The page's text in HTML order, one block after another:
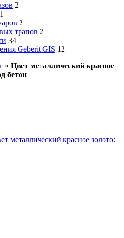
2
1
2
трапов 2
34
Geberit GIS 12
» Цвет металлический красное
бетон
металлический красное золото: